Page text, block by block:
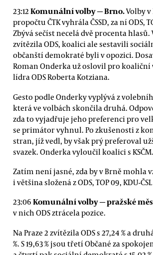
23:12 Komunální volby — Brno.Volby
propočtu ČTK vyhrála ČSSD, za ní ODS,
Zbývá sečíst necelá dvě procenta hlasů.
zvítězila ODS, koalici ale sestavili
občanští demokraté byli v opozici.
Roman Onderka už oslovil pro
lídra ODS Roberta Kotziana.
Gesto podle Onderky vyplývá z
která ve volbách skončila druhá.
zda to vyjadřuje jeho preferenci pro
se primátor vyhnul. Po zkušenosti z
stran, jíž vedl, by však prý preferoval
svazek. Onderka vyloučil koalici s KSČM.
Zatím není jasné, zda by v Brně mohla
i většina složená z ODS, TOP 09, KDU-ČSL
23:06 Komunální volby — pražské
v nich ODS ztrácela pozice.
Na Praze 2 zvítězila ODS s 27,24 % a
%. S 19,63 % jsou třetí Občané za